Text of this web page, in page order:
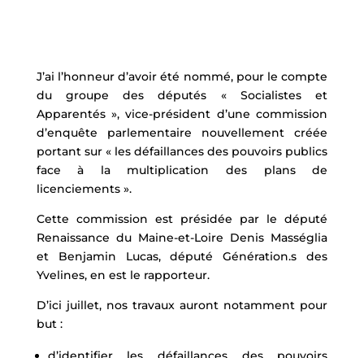
J’ai l’honneur d’avoir été nommé, pour le compte
du groupe des députés « Socialistes et
Apparentés », vice-président d’une commission
d’enquête parlementaire nouvellement créée
portant sur « les défaillances des pouvoirs publics
face à la multiplication des plans de
licenciements ».
Cette commission est présidée par le député
Renaissance du Maine-et-Loire Denis Masséglia
et Benjamin Lucas, député Génération.s des
Yvelines, en est le rapporteur.
D’ici juillet, nos travaux auront notamment pour
but :